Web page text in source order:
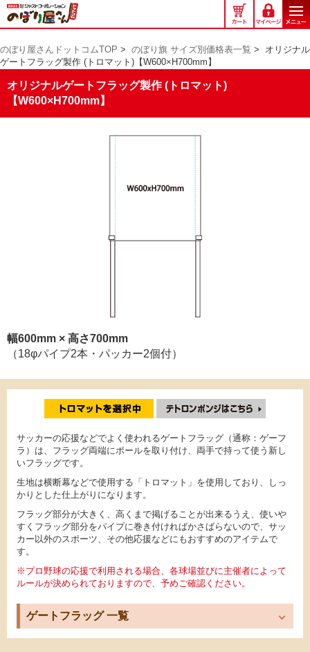
の
ぼ
屋
さ
ん
のぼり屋さんドットコムTOP > のぼり旗 サイズ別価格表一覧 > オリジナル
ゲートフラッグ製作 (トロマット)【W600×H700mm】
オリジナルゲートフラッグ製作 (トロマット)
【W600×H700mm】
幅600mm × 高さ700mm
（18φパイプ2本・パッカー2個付）
サッカーの応援などでよく使われるゲートフラッグ（通称：ゲーフ
ラ）は、フラッグ両端にポールを取り付け、両手で持って使う新し
いフラッグです。
生地は横断幕などで使用する「トロマット」を使用しており、しっ
かりとした仕上がりになります。
フラッグ部分が大きく、高くまで掲げることが出来るうえ、使いや
すくフラッグ部分をパイプに巻き付ければかさばらないので、サッ
カー以外のスポーツ、その他応援などにもおすすめのアイテムで
す。
※プロ野球の応援で利用される場合、各球場並びに主催者によって
ルールが決められておりますので、予めご確認ください。
ゲートフラッグ 一覧